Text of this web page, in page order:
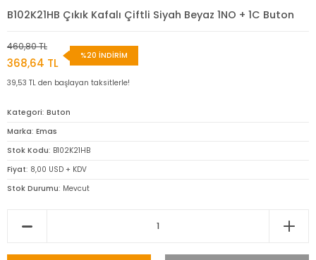
B102K21HB Çıkık Kafalı Çiftli Siyah Beyaz 1NO + 1C Buton
460,80 TL
368,64 TL
%20 İNDİRİM
39,53 TL den başlayan taksitlerle!
Kategori Buton
Marka Emas
Stok Kodu B102K21HB
Fiyat 8,00 USD + KDV
Stok Durumu Mevcut